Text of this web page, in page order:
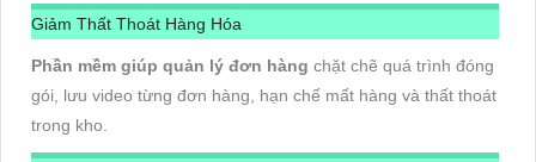
Giảm Thất Thoát Hàng Hóa
Phần mềm giúp quản lý đơn hàng chặt chẽ quá trình đóng
gói, lưu video từng đơn hàng, hạn chế mất hàng và thất thoát
trong kho.